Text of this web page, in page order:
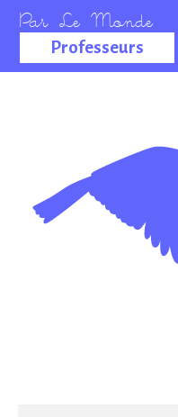
Professeurs
La